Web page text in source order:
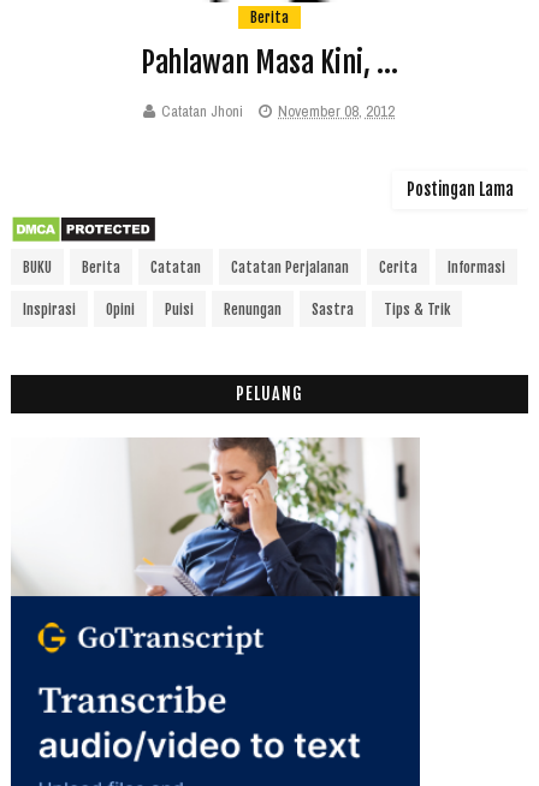
Berita
Pahlawan Masa Kini, ...
Catatan Jhoni November 08, 2012
Postingan Lama
BUKU Berita Catatan Catatan Perjalanan Cerita Informasi
Inspirasi Opini Puisi Renungan Sastra Tips & Trik
PELUANG